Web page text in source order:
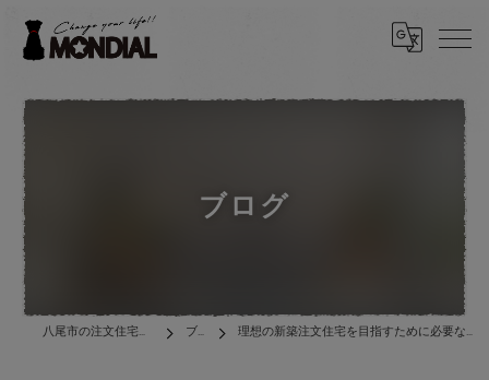
ブログ
八尾市の注文住宅は株式会社MONDIAL ブログ 理想の新築注文住宅を目指すために必要な基礎知識と建売・分譲住宅の違いを解説